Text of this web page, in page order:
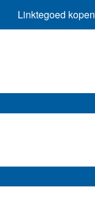
Linktegoed kopen